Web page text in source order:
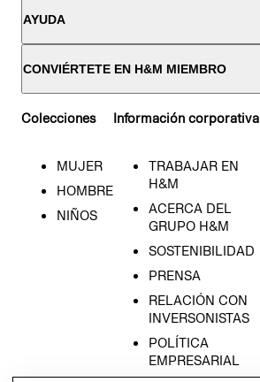
AYUDA
CONVIÉRTETE EN H&M MIEMBRO
Colecciones
MUJER
HOMBRE
NIÑOS
Información corporativa
TRABAJAR EN
H&M
ACERCA DEL
GRUPO H&M
SOSTENIBILIDAD
PRENSA
RELACIÓN CON
INVERSONISTAS
POLÍTICA
EMPRESARIAL